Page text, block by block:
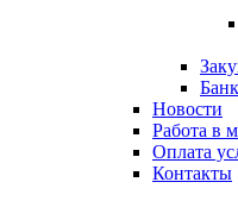
Новости
Работа в
Оплата
Контакты